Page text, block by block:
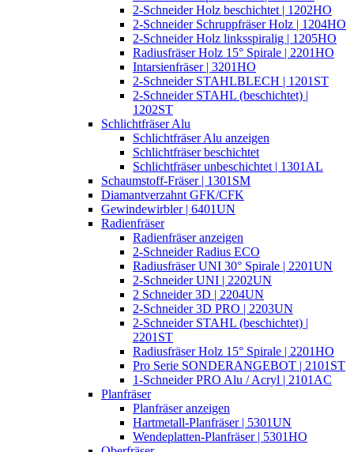
2-Schneider Holz beschichtet | 1202HO
2-Schneider Schruppfräser Holz | 1204HO
2-Schneider Holz linksspiralig | 1205HO
Radiusfräser Holz 15° Spirale | 2201HO
Intarsienfräser | 3201HO
2-Schneider STAHLBLECH | 1201ST
2-Schneider STAHL (beschichtet) |
1202ST
Schlichtfräser Alu
Schlichtfräser Alu anzeigen
Schlichtfräser beschichtet
Schlichtfräser unbeschichtet | 1301AL
Schaumstoff-Fräser | 1301SM
Diamantverzahnt GFK/CFK
Gewindewirbler | 6401UN
Radienfräser
Radienfräser anzeigen
2-Schneider Radius ECO
Radiusfräser UNI 30° Spirale | 2201UN
2-Schneider UNI | 2202UN
2 Schneider 3D | 2204UN
2-Schneider 3D PRO | 2203UN
2-Schneider STAHL (beschichtet) |
2201ST
Radiusfräser Holz 15° Spirale | 2201HO
Pro Serie SONDERANGEBOT | 2101ST
1-Schneider PRO Alu / Acryl | 2101AC
Planfräser
Planfräser anzeigen
Hartmetall-Planfräser | 5301UN
Wendeplatten-Planfräser | 5301HO